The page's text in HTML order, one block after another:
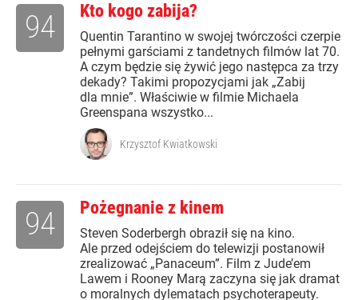
Kto kogo zabija?
Quentin Tarantino w swojej twórczości czerpie
pełnymi garściami z tandetnych filmów lat 70.
A czym będzie się żywić jego następca za trzy
dekady? Takimi propozycjami jak „Zabij
dla mnie”. Właściwie w filmie Michaela
Greenspana wszystko...
94
Krzysztof Kwiatkowski
Pożegnanie z kinem
Steven Soderbergh obraził się na kino.
Ale przed odejściem do telewizji postanowił
zrealizować „Panaceum”. Film z Jude’em
Lawem i Rooney Marą zaczyna się jak dramat
o moralnych dylematach psychoterapeuty.
94